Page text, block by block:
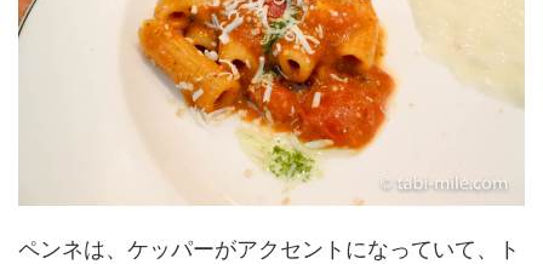
ペンネは、ケッパーがアクセントになっていて、ト